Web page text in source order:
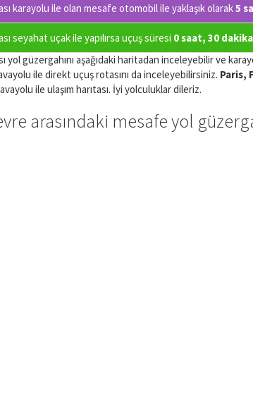
karayolu ile olan mesafe otomobil ile yaklaşık olarak5
seyahat uçak ile yapılırsa uçuş süresi 0 saat, 30 dakika
yol güzergahını aşağıdaki haritadan inceleyebilir ve
ile direkt uçuş rotasını da inceleyebilirsiniz. Paris,
ile ulaşım harıtası. İyi yolculuklar dileriz.
arasındaki mesafe yol